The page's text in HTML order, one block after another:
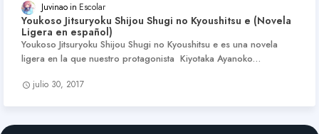
Juvinao Escolar
Youkoso Jitsuryoku Shijou Shugi no Kyoushitsu e (Novela
Ligera en español)
Youkoso Jitsuryoku Shijou Shugi no Kyoushitsu e es una novela
ligera en la que nuestro protagonista Kiyotaka Ayanoko…
julio 30, 2017